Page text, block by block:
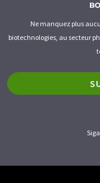
Ne manquez plus
biotechnologies, au secteur